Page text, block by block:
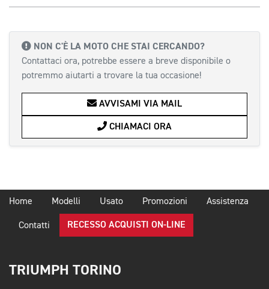
NON C'È LA MOTO CHE STAI CERCANDO?
Contattaci ora, potrebbe essere a breve disponibile o
potremmo aiutarti a trovare la tua occasione!
AVVISAMI VIA MAIL
CHIAMACI ORA
Home Modelli Usato Promozioni Assistenza
Contatti RECESSO ACQUISTI ON-LINE
TRIUMPH TORINO